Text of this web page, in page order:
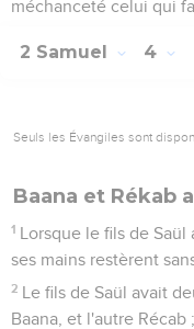
méchanceté celui qui
2 Samuel 4
Seuls les Évangiles sont
Baana et Rékab
1 Lorsque le fils de Saül
ses mains restèrent
2 Le fils de Saül avait
Baana, et l'autre